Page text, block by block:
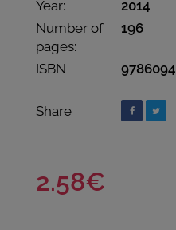
Year:
2014
Number of
pages:
196
ISBN
Share
2.58€